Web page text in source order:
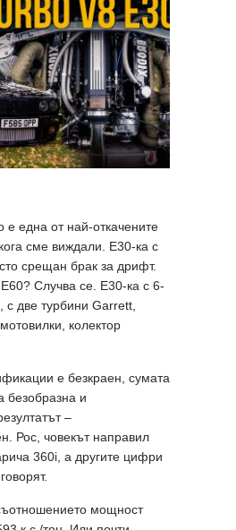
е една от най-откачените
сме виждали. Е30-ка с
срещан брак за дрифт.
Случва се. E30-ка с 6-
с две турбини Garrett,
колектор
е безкраен, сумата
безобразна и
–
Рос, човекът направил
360i, а другите цифри
мощност